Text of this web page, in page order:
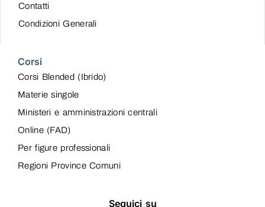
Contatti
Condizioni Generali
Corsi
Corsi Blended (Ibrido)
Materie singole
Ministeri e amministrazioni centrali
Online (FAD)
Per figure professionali
Regioni Province Comuni
Seguici su